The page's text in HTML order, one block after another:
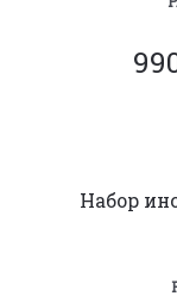
Набор